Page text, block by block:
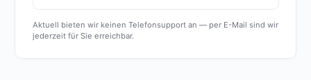
Aktuell bieten wir keinen Telefonsupport an — per E-Mail sind wir
jederzeit für Sie erreichbar.